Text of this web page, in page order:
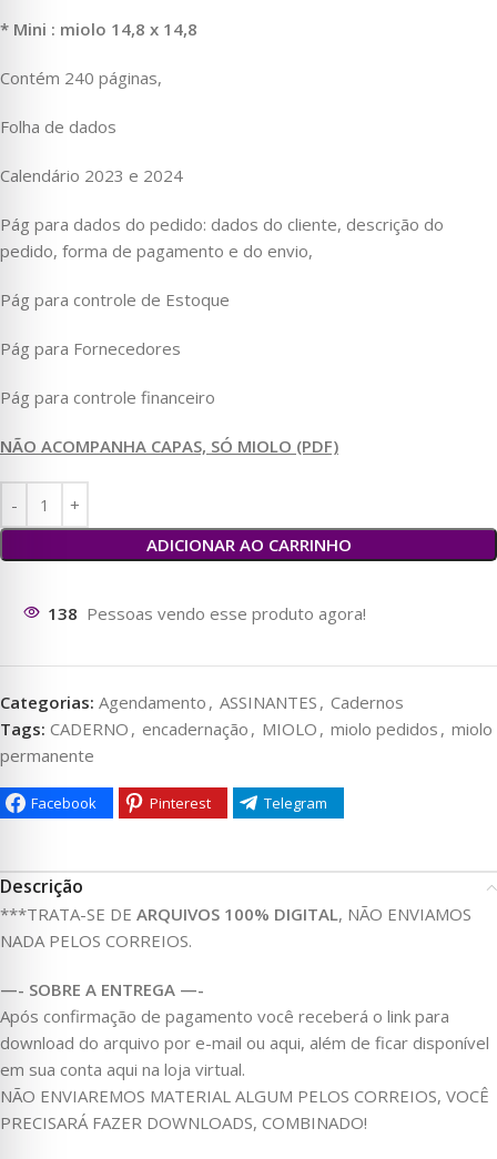
* Mini : miolo 14,8 x 14,8
Contém 240 páginas,
Folha de dados
Calendário 2023 e 2024
Pág para dados do pedido: dados do cliente, descrição do
pedido, forma de pagamento e do envio,
Pág para controle de Estoque
Pág para Fornecedores
Pág para controle financeiro
NÃO ACOMPANHA CAPAS, SÓ MIOLO (PDF)
ADICIONAR AO CARRINHO
72 Pessoas vendo esse produto agora!
Categorias: Agendamento , ASSINANTES , Cadernos
Tags: CADERNO , encadernação , MIOLO , miolo pedidos , miolo
permanente
Facebook Pinterest Telegram
Descrição
***TRATA-SE DE ARQUIVOS 100% DIGITAL, NÃO ENVIAMOS
NADA PELOS CORREIOS.
—- SOBRE A ENTREGA —-
Após confirmação de pagamento você receberá o link para
download do arquivo por e-mail ou aqui, além de ficar disponível
em sua conta aqui na loja virtual.
NÃO ENVIAREMOS MATERIAL ALGUM PELOS CORREIOS, VOCÊ
PRECISARÁ FAZER DOWNLOADS, COMBINADO!